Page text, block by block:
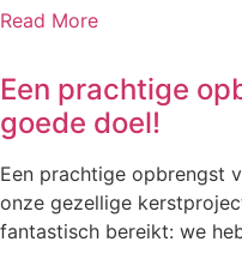
Read More
Een prachtige
goede doel!
Een prachtige opbrengst
onze gezellige
fantastisch bereikt: we